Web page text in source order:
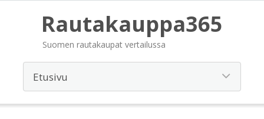
Rautakauppa365
Suomen rautakaupat vertailussa